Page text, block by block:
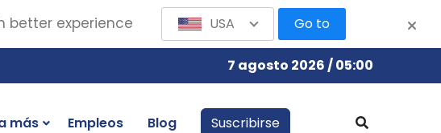
7 agosto 2026 / 05:00
más Empleos Blog Suscribirse
better experience USA Go to